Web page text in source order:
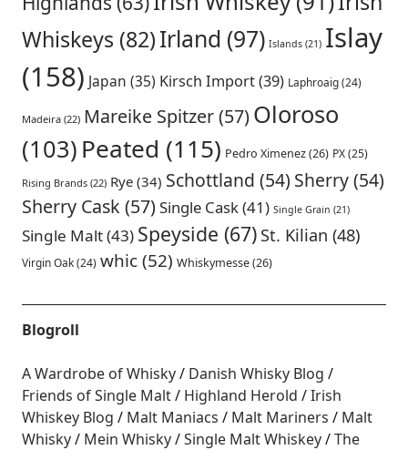
Whiskeys (82)Irland (97) Islands(21) Islay
(158) Japan (35) Kirsch Import(39) Laphroaig(24)
Madeira(22) Mareike Spitzer(57)Oloroso
(103) Peated (115) Pedro Ximenez(26) PX(25)
Rising Brands(22) Rye(34) Schottland (54) Sherry(54)
Sherry Cask (57)Single Cask(41) Single Grain (21)
Single Malt(43) Speyside (67) St. Kilian (48)
Virgin Oak(24) whic(52) Whiskymesse(26)
Blogroll
A Wardrobe of Whisky
Danish Whisky Blog
Friends of Single Malt
Highland Herold
Irish
Whiskey Blog
Malt Maniacs Malt Mariners
Malt
Whisky
Mein Whisky Single Malt Whiskey
The